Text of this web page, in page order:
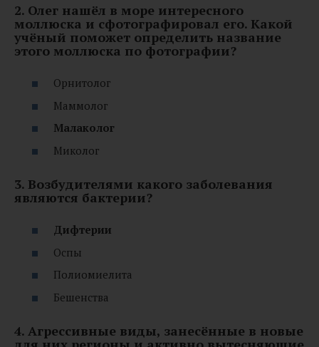
2. Олег нашёл в море интересного
моллюска и сфотографировал его. Какой
учёный поможет определить название
этого моллюска по фотографии?
Орнитолог
Маммолог
Малаколог
Миколог
3. Возбудителями какого заболевания
являются бактерии?
Дифтерии
Оспы
Полиомиелита
Бешенства
4. Агрессивные виды, занесённые в новые